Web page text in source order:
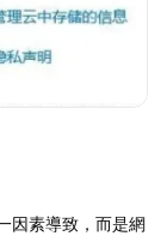
因素導致，而是網